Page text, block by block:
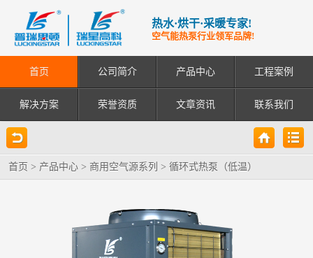
热水·烘干·采暖专家!
空气能热泵行业领军品牌!
首页 公司简介 产品中心 工程案例
解决方案 荣誉资质 文章资讯 联系我们
首页 > 产品中心 > 商用空气源系列 > 循环式热泵（低温）